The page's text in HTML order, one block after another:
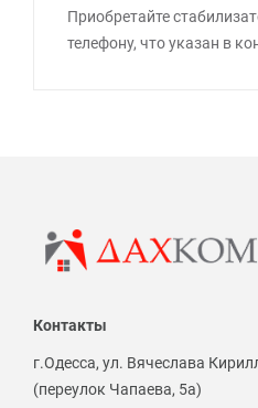
Приобретайте
телефону, что указан в
Контакты
г.Одесса, ул. Вячеслава
(переулок Чапаева, 5а)